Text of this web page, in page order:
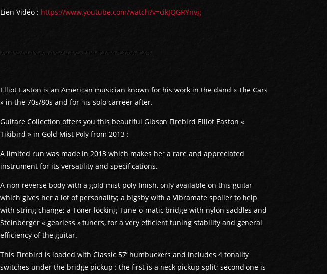
Lien Vidéo : https://www.youtube.com/watch?v=cikJQGRYnvg
-------------------------------------------------------------
Elliot Easton is an American musician known for his work in the dand « The Cars
» in the 70s/80s and for his solo carreer after.
Guitare Collection offers you this beautiful Gibson Firebird Elliot Easton «
Tikibird » in Gold Mist Poly from 2013 :
A limited run was made in 2013 which makes her a rare and appreciated
instrument for its versatility and specifications.
A non reverse body with a gold mist poly finish, only available on this guitar
which gives her a lot of personality; a bigsby with a Vibramate spoiler to help
with string change; a Toner locking Tune-o-matic bridge with nylon saddles and
Steinberger « gearless » tuners, for a very efficient tuning stability and general
efficiency of the guitar.
This Firebird is loaded with Classic 57’ humbuckers and includes 4 tonality
switches under the bridge pickup : the first is a neck pickup split; second one is